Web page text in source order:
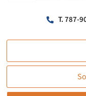
T. 787-